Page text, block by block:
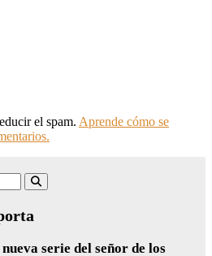
el spam. Aprende cómo se
serie del señor de los